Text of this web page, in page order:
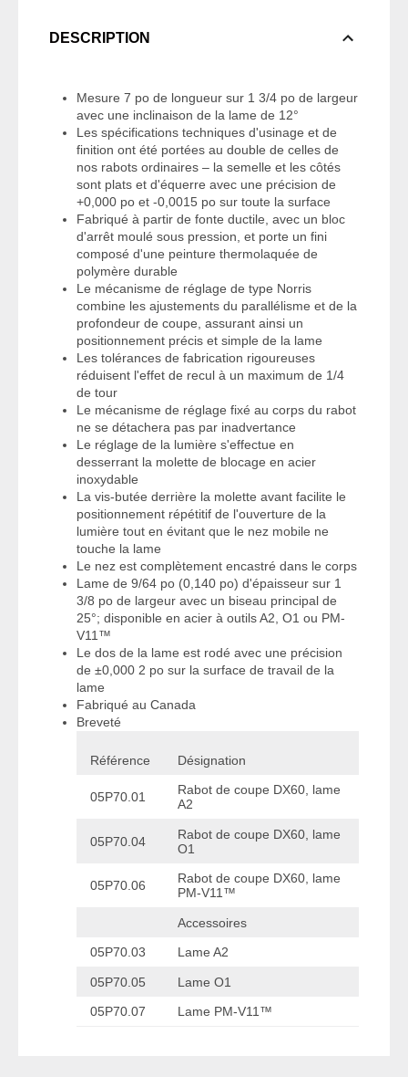
DESCRIPTION
Mesure 7 po de longueur sur 1 3/4 po de largeur
avec une inclinaison de la lame de 12°
Les spécifications techniques d'usinage et de
finition ont été portées au double de celles de
nos rabots ordinaires – la semelle et les côtés
sont plats et d'équerre avec une précision de
+0,000 po et -0,0015 po sur toute la surface
Fabriqué à partir de fonte ductile, avec un bloc
d'arrêt moulé sous pression, et porte un fini
composé d'une peinture thermolaquée de
polymère durable
Le mécanisme de réglage de type Norris
combine les ajustements du parallélisme et de la
profondeur de coupe, assurant ainsi un
positionnement précis et simple de la lame
Les tolérances de fabrication rigoureuses
réduisent l'effet de recul à un maximum de 1/4
de tour
Le mécanisme de réglage fixé au corps du rabot
ne se détachera pas par inadvertance
Le réglage de la lumière s'effectue en
desserrant la molette de blocage en acier
inoxydable
La vis-butée derrière la molette avant facilite le
positionnement répétitif de l'ouverture de la
lumière tout en évitant que le nez mobile ne
touche la lame
Le nez est complètement encastré dans le corps
Lame de 9/64 po (0,140 po) d'épaisseur sur 1
3/8 po de largeur avec un biseau principal de
25°; disponible en acier à outils A2, O1 ou PM-
V11™
Le dos de la lame est rodé avec une précision
de ±0,000 2 po sur la surface de travail de la
lame
Fabriqué au Canada
Breveté
Référence Désignation
05P70.01
Rabot de coupe DX60, lame
A2
05P70.04
Rabot de coupe DX60, lame
O1
05P70.06
Rabot de coupe DX60, lame
PM-V11™
Accessoires
05P70.03
Lame A2
05P70.05
Lame O1
05P70.07
Lame PM-V11™